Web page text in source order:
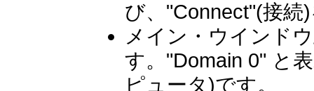
び、"Connect"(接
メイン・ウインド
す。"Domain 0" と
ピュータ)です。